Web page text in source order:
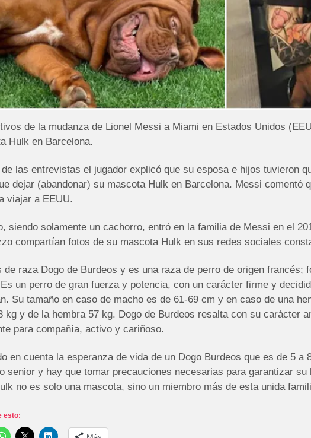
de la mudanza de Lionel Messi a Miami en Estados Unidos
Hulk en Barcelona.
de las entrevistas el jugador explicó que su esposa e hijos tuvieron
dejar (abandonar) su mascota Hulk en Barcelona. Messi comentó
viajar a EEUU.
siendo solamente un cachorro, entró en la familia de Messi en el
compartían fotos de su mascota Hulk en sus redes sociales
de raza Dogo de Burdeos y es una raza de perro de origen francés;
un perro de gran fuerza y potencia, con un carácter firme y
Su tamaño en caso de macho es de 61-69 cm y en caso de una
kg y de la hembra 57 kg. Dogo de Burdeos resalta con su carácter
para compañía, activo y cariñoso.
en cuenta la esperanza de vida de un Dogo Burdeos que es de 5
senior y hay que tomar precauciones necesarias para garantizar
no es solo una mascota, sino un miembro más de esta unida
esto: